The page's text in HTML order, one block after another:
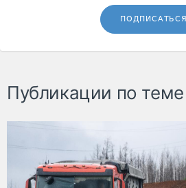
ПОДПИСАТЬСЯ
Публикации по теме